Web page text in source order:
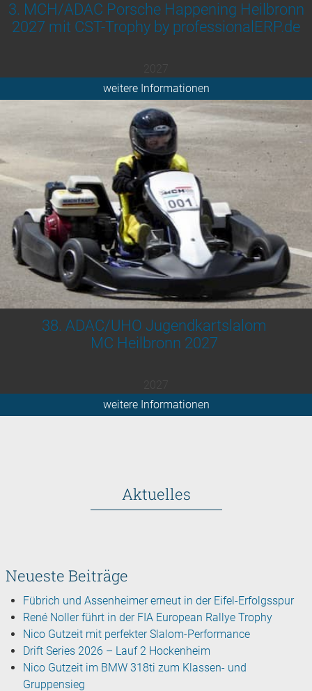
3. MCH/ADAC Porsche Happening Heilbronn
2027 mit CST-Trophy by professionalERP.de
weitere Informationen
38. ADAC/UHO Jugendkartslalom
MC Heilbronn 2027
weitere Informationen
Aktuelles
Neueste Beiträge
Fübrich und Assenheimer erneut in der Eifel-Erfolgsspur
René Noller führt in der FIA European Rallye Trophy
Nico Gutzeit mit perfekter Slalom-Performance
Drift Series 2026 – Lauf 2 Hockenheim
Nico Gutzeit im BMW 318ti zum Klassen- und
Gruppensieg